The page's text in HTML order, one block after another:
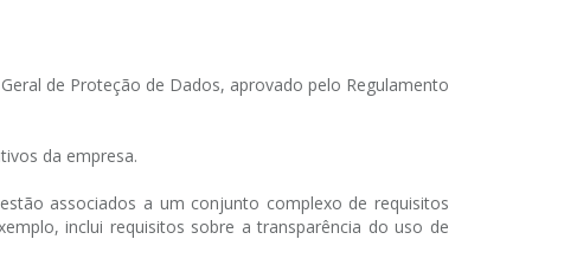
de Proteção de Dados, aprovado pelo Regulamento
da empresa.
associados a um conjunto complexo de requisitos
inclui requisitos sobre a transparência do uso de